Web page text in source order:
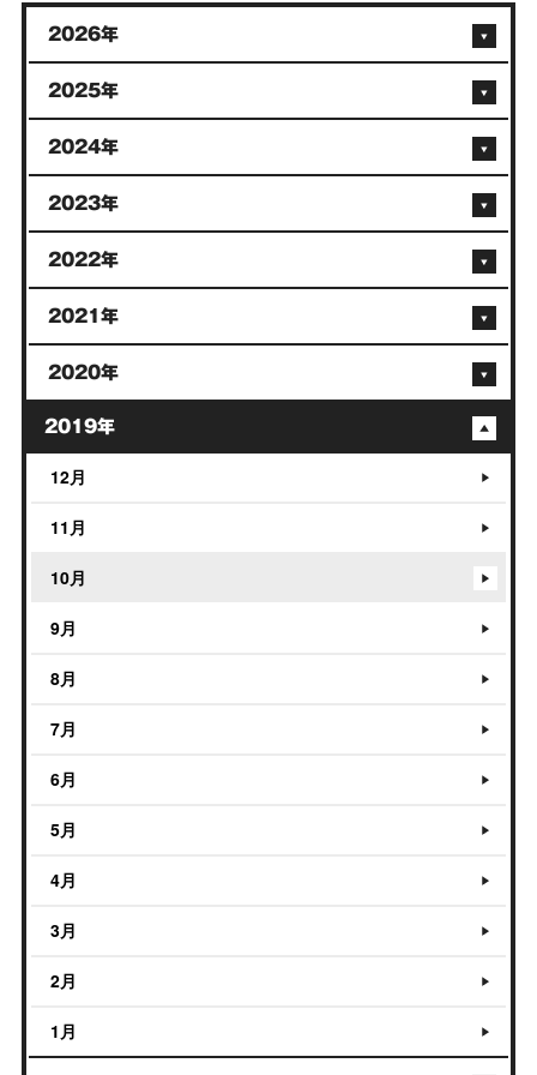
2026年
2025年
2024年
2023年
2022年
2021年
2020年
2019年
12月
11月
10月
9月
8月
7月
6月
5月
4月
3月
2月
1月